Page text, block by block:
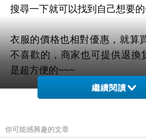
搜尋一下就可以找到自己想要
衣服的價格也相對優惠，就算
不喜歡的，商家也可提供退換
是超方便的~~~
繼續閱讀
你可能感興趣的文章